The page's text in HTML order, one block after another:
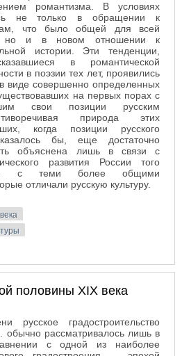
романтизма. В условиях
не только в обращении к
что было общей для всей
но и в новом отношении к
истории. Эти тенденции,
в романтической
в поэзии тех лет, проявились
в виде совершенно определенных
на первых порах с
свои позиции русским
природа этих
когда позиции русского
бы, еще достаточно
объяснена лишь в связи с
развития России того
с теми более общими
отличали русскую культуру.
половины XIX века
русское градостроительство
обычно рассматривалось лишь в
с одной из наиболее